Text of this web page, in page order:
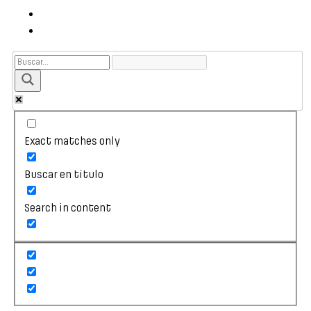
Exact matches only
Buscar en título
Search in content